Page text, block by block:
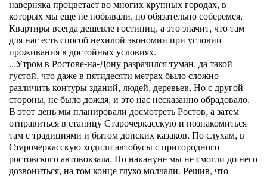
наверняка процветает во многих крупных городах, в
которых мы еще не побывали, но обязательно соберемся.
Квартиры всегда дешевле гостиниц, а это значит, что там
для нас есть способ нехилой экономии при условии
проживания в достойных условиях.
...Утром в Ростове-на-Дону разразился туман, да такой
густой, что даже в пятидесяти метрах было сложно
различить контуры зданий, людей, деревьев. Но с другой
стороны, не было дождя, и это нас несказанно обрадовало.
В этот день мы планировали досмотреть Ростов, а затем
отправиться в станицу Старочеркасскую и познакомиться
там с традициями и бытом донских казаков. По слухам, в
Старочеркасскую ходили автобусы с пригородного
ростовского автовокзала. Но накануне мы не смогли до него
дозвониться, на том конце глухо молчали. Решив, что